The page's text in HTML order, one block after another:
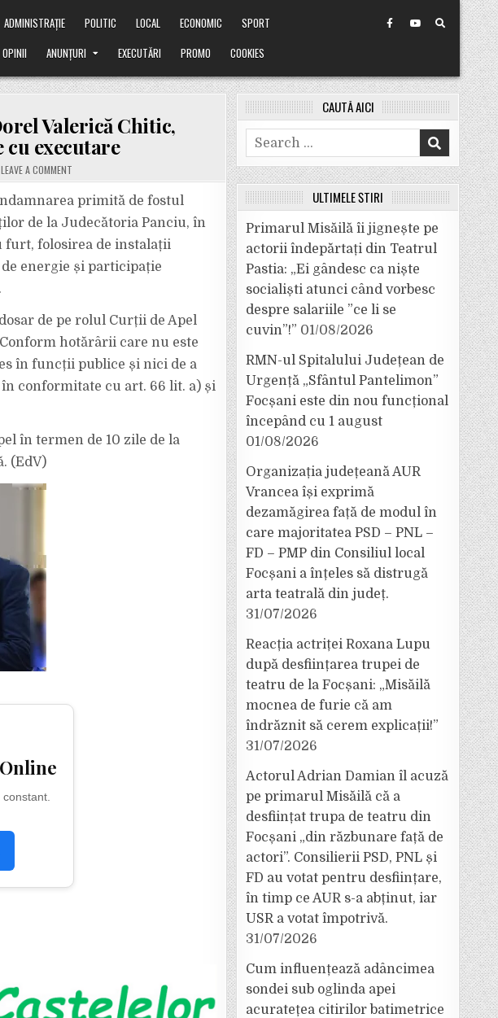
ADMINISTRAȚIE POLITIC LOCAL ECONOMIC
SPORT
OPINII ANUNȚURI EXECUTĂRI PROMO COOKIES
Valerică Chitic,
executare
LEAVE A COMMENTON
EX-
DE
LA
MĂRĂȘEȘTI,
DOREL
VALERICĂ
CHITIC,
LA
ÎNCHISOARE
primită de fostul
de la Judecătoria Panciu, în
furt, folosirea de instalații
energie și participație
de pe rolul Curții de Apel
hotărârii care nu este
în funcții publice și nici de a
conformitate cu art. 66 lit. a) și
în termen de 10 zile de la
(EdV)
CAUTĂ AICI
Search
for:
ULTIMELE ȘTIRI
Primarul Misăilă îi jignește pe
actorii îndepărtați din Teatrul
Pastia: „Ei gândesc ca niște
socialiști atunci când vorbesc
despre salariile ”ce li se
cuvin”!” 01/08/2026
RMN-ul Spitalului Județean de
Urgență „Sfântul Pantelimon”
Focșani este din nou funcțional
începând cu 1 august
01/08/2026
Organizația județeană AUR
Vrancea își exprimă
dezamăgirea față de modul în
care majoritatea PSD – PNL –
FD – PMP din Consiliul local
Focșani a înțeles să distrugă
arta teatrală din județ.
31/07/2026
Reacția actriței Roxana Lupu
după desființarea trupei de
teatru de la Focșani: „Misăilă
mocnea de furie că am
îndrăznit să cerem explicații!”
31/07/2026
Actorul Adrian Damian îl acuză
pe primarul Misăilă că a
desființat trupa de teatru din
Focșani „din răzbunare față de
actori”. Consilierii PSD, PNL și
FD au votat pentru desființare,
în timp ce AUR s-a abținut, iar
USR a votat împotrivă.
31/07/2026
Cum influențează adâncimea
sondei sub oglinda apei
acuratețea citirilor batimetrice